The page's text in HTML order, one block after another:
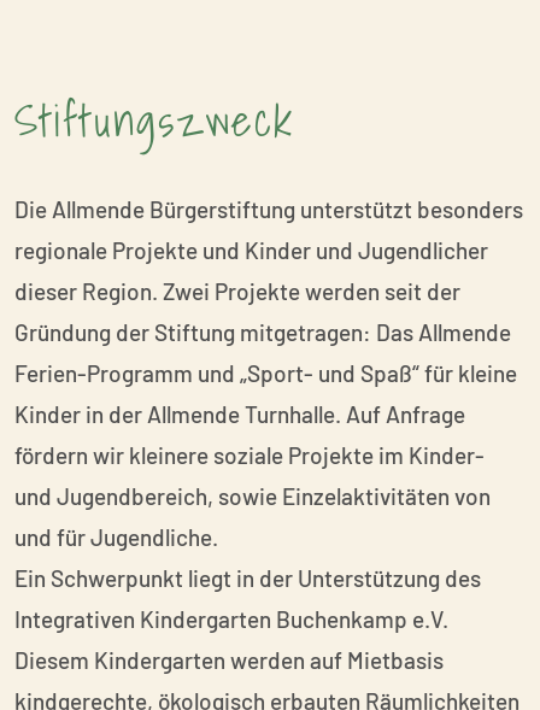
Stiftungszweck
Die Allmende Bürgerstiftung unterstützt besonders
regionale Projekte und Kinder und Jugendlicher
dieser Region. Zwei Projekte werden seit der
Gründung der Stiftung mitgetragen: Das Allmende
Ferien-Programm und „Sport- und Spaß“ für kleine
Kinder in der Allmende Turnhalle. Auf Anfrage
fördern wir kleinere soziale Projekte im Kinder-
und Jugendbereich, sowie Einzelaktivitäten von
und für Jugendliche.
Ein Schwerpunkt liegt in der Unterstützung des
Integrativen Kindergarten Buchenkamp e.V.
Diesem Kindergarten werden auf Mietbasis
kindgerechte, ökologisch erbauten Räumlichkeiten